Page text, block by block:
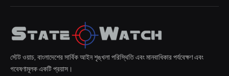
স্টেট ওয়াচ, বাংলাদেশের সার্বিক আইন শৃঙ্খলা পরিস্থিতি এবং মানবাধিকার পর্যবেক্ষণ এবং
গবেষণামূলক একটি প্রয়াস।